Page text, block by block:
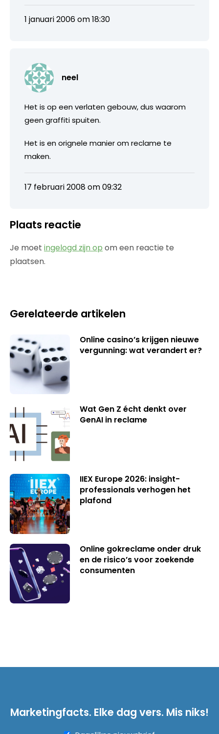
1 januari 2006 om 18:30
neel
Het is op een verlaten gebouw, dus waarom
geen graffiti spuiten.
Het is en orignele manier om reclame te
maken.
17 februari 2008 om 09:32
Plaats reactie
Je moet ingelogd zijn op om een reactie te
plaatsen.
Gerelateerde artikelen
Online casino’s krijgen nieuwe
vergunning: wat verandert er?
Wat Gen Z écht denkt over
GenAI in reclame
IIEX Europe 2026: insight-
professionals verhogen het
plafond
Online gokreclame onder druk
en de risico’s voor zoekende
consumenten
Marketingfacts. Elke dag vers. Mis niks!